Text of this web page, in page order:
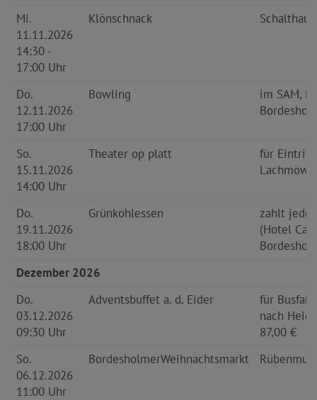
Mi.
11.11.2026
14:30 -
17:00 Uhr
Klönschnack
Do.
12.11.2026
17:00 Uhr
Bowling
im SAM,
So.
15.11.2026
14:00 Uhr
Theater op platt
für Eintritt
Do.
19.11.2026
18:00 Uhr
Grünkohlessen
zahlt
(Hotel
Dezember 2026
Do.
03.12.2026
09:30 Uhr
Adventsbuffet a. d. Eider
für
nach
87,00 €
So.
06.12.2026
11:00 Uhr
BordesholmerWeihnachtsmarkt